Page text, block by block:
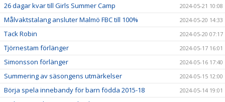
26 dagar kvar till Girls Summer Camp 2024-05-21 10:08
Målvaktstalang ansluter Malmö FBC till 100% 2024-05-20 14:33
Tack Robin 2024-05-20 07:17
Tjörnestam förlänger 2024-05-17 16:01
Simonsson förlänger 2024-05-16 17:40
Summering av säsongens utmärkelser 2024-05-15 12:00
Börja spela innebandy för barn födda 2015-18 2024-05-14 19:01